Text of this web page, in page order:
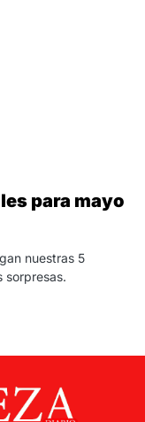
para mayo
nuestras 5
sorpresas.